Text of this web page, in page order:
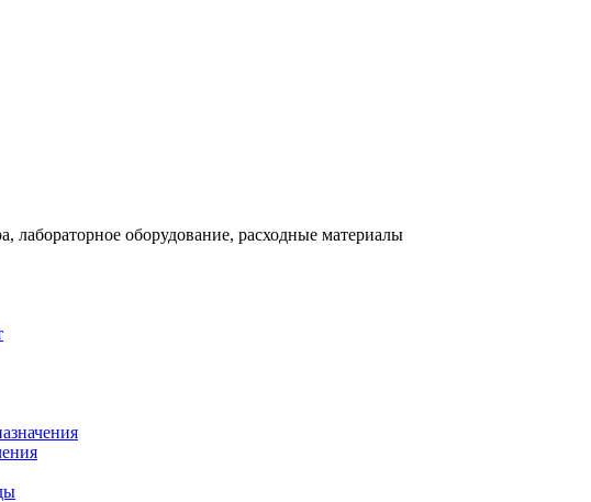
лабораторное оборудование, расходные материалы